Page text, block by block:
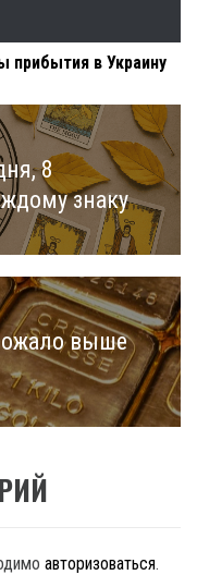
прибытия в Украину
8
знаку
выше
авторизоваться.